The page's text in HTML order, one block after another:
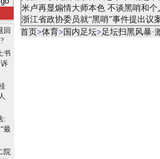
回
书
:
最
院
米卢再显煽情大师本色 不谈黑哨和个
浙江省政协委员就“黑哨”事件提出议
首页>体育> 国内足坛>足坛扫黑风暴·